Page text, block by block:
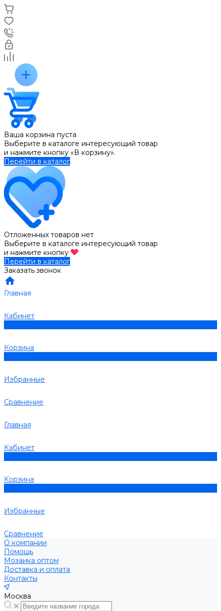
Ваша корзина пуста
Выберите в каталоге интересующий товар
и нажмите кнопку «В корзину».
Перейти в каталог
Отложенных товаров нет
Выберите в каталоге интересующий товар
и нажмите кнопку
Перейти в каталог
Заказать звонок
Главная
Кабинет
Корзина
Избранные
Сравнение
Главная
Кабинет
Корзина
Избранные
Сравнение
О компании
Помощь
Мозаика оптом
Доставка и оплата
Контакты
Москва